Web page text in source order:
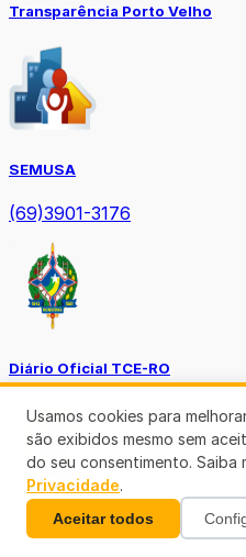
Transparência Porto Velho
SEMUSA
(69)3901-3176
Diário Oficial TCE-RO
Diário Prefeitura de Porto
Usamos cookies para
são exibidos mesmo sem
do seu consentimento. Saiba
Privacidade.
Aceitar todos